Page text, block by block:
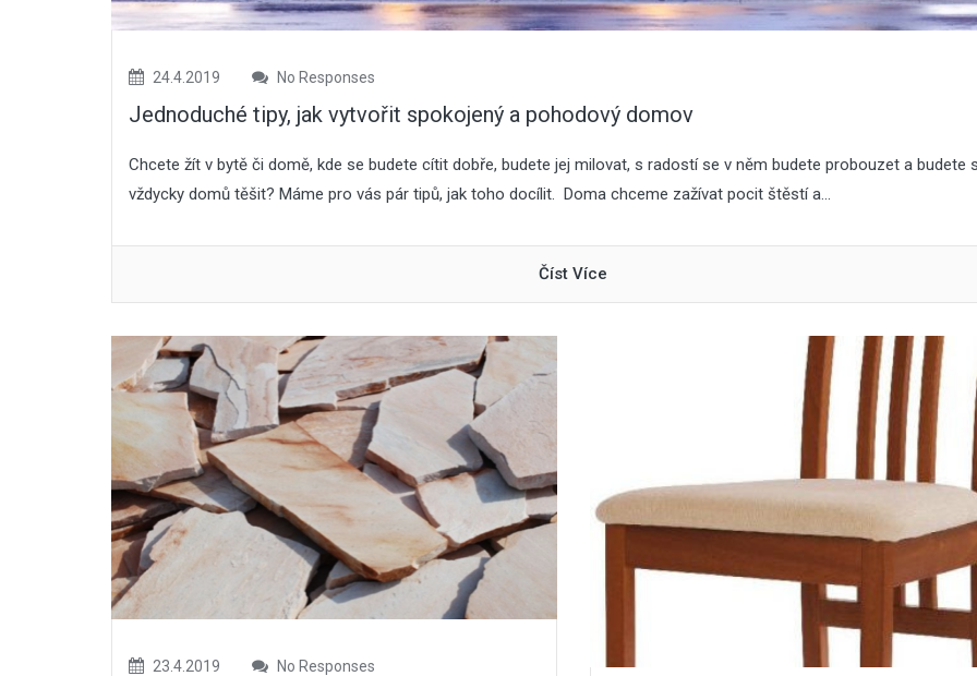
24.4.2019 No Responses
Jednoduché tipy, jak vytvořit spokojený a pohodový domov
Chcete žít v bytě či domě, kde se budete cítit dobře, budete jej milovat, s radostí se v něm budete probouzet a budete
vždycky domů těšit? Máme pro vás pár tipů, jak toho docílit. Doma chceme zažívat pocit štěstí a...
Číst Více
23.4.2019 No Responses
27
Zateplení šikmé
Srp
05
Zahradní trpaslík:
která zdobí
desítky let